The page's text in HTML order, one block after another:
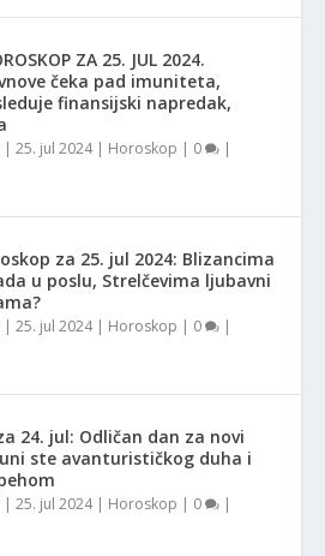
ZA 25. JUL 2024.
čeka pad imuniteta,
finansijski napredak,
|25. jul 2024| Horoskop | 0 |
za 25. jul 2024: Blizancima
u poslu, Strelčevima ljubavni
|25. jul 2024| Horoskop | 0 |
24. jul: Odličan dan za novi
ste avanturističkog duha i
|25. jul 2024| Horoskop | 0 |